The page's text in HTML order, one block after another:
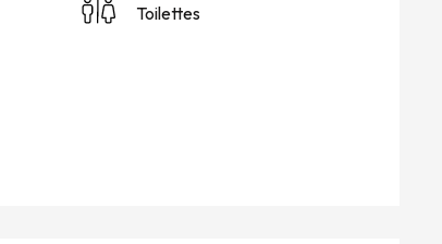
Toilettes